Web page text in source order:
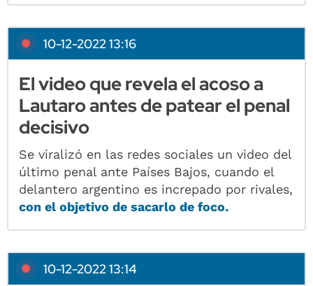
10-12-2022 13:16
El video que revela el acoso a
Lautaro antes de patear el penal
decisivo
Se viralizó en las redes sociales un video del
último penal ante Países Bajos, cuando el
delantero argentino es increpado por rivales,
con el objetivo de sacarlo de foco.
10-12-2022 13:14